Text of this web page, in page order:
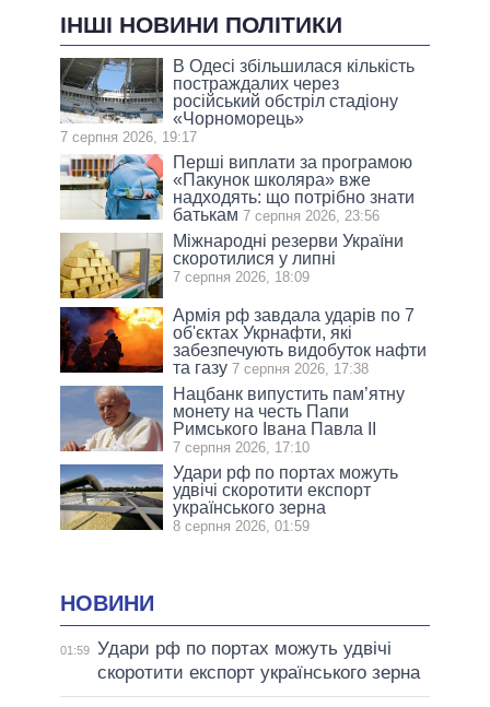
ІНШІ НОВИНИ ПОЛІТИКИ
В Одесі збільшилася кількість
постраждалих через
російський обстріл стадіону
«Чорноморець»
7 серпня 2026, 19:17
Перші виплати за програмою
«Пакунок школяра» вже
надходять: що потрібно знати
батькам 7 серпня 2026, 23:56
Міжнародні резерви України
скоротилися у липні
7 серпня 2026, 18:09
Армія рф завдала ударів по 7
об'єктах Укрнафти, які
забезпечують видобуток нафти
та газу 7 серпня 2026, 17:38
Нацбанк випустить пам’ятну
монету на честь Папи
Римського Івана Павла II
7 серпня 2026, 17:10
Удари рф по портах можуть
удвічі скоротити експорт
українського зерна
8 серпня 2026, 01:59
НОВИНИ
01:59 Удари рф по портах можуть удвічі
скоротити експорт українського зерна